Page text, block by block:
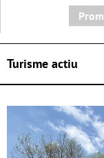
Turisme actiu